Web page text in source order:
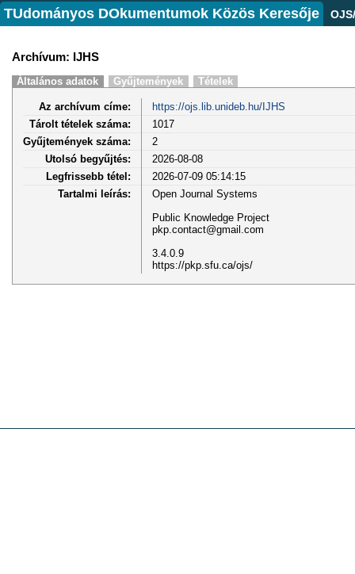
TUdományos DOkumentumok Közös Keresője
Archívum: IJHS
Általános adatok Gyűjtemények Tételek
Az archívum címe:
https://ojs.lib.unideb.hu/IJHS
Tárolt tételek száma:
1017
Gyűjtemények száma:
2
Utolsó begyűjtés:
2026-08-08
Legfrissebb tétel:
2026-07-09 05:14:15
Tartalmi leírás:
Open Journal Systems
Public Knowledge Project
pkp.contact@gmail.com
3.4.0.9
https://pkp.sfu.ca/ojs/